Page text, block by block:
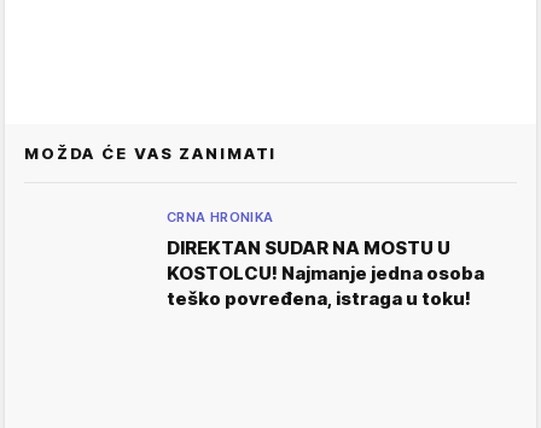
MOŽDA ĆE VAS ZANIMATI
CRNA HRONIKA
DIREKTAN SUDAR NA MOSTU U
KOSTOLCU! Najmanje jedna osoba
teško povređena, istraga u toku!